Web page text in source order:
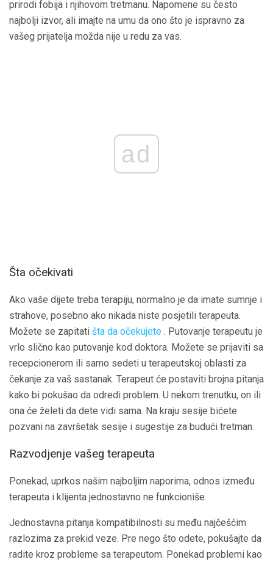
prirodi fobija i njihovom tretmanu. Napomene su često
najbolji izvor, ali imajte na umu da ono što je ispravno za
vašeg prijatelja možda nije u redu za vas.
ad
Šta očekivati
Ako vaše dijete treba terapiju, normalno je da imate sumnje i
strahove, posebno ako nikada niste posjetili terapeuta.
Možete se zapitati šta da očekujete . Putovanje terapeutu je
vrlo slično kao putovanje kod doktora. Možete se prijaviti sa
recepcionerom ili samo sedeti u terapeutskoj oblasti za
čekanje za vaš sastanak. Terapeut će postaviti brojna pitanja
kako bi pokušao da odredi problem. U nekom trenutku, on ili
ona će želeti da dete vidi sama. Na kraju sesije bićete
pozvani na završetak sesije i sugestije za budući tretman.
Razvodjenje vašeg terapeuta
Ponekad, uprkos našim najboljim naporima, odnos između
terapeuta i klijenta jednostavno ne funkcioniše.
Jednostavna pitanja kompatibilnosti su među najčešćim
razlozima za prekid veze. Pre nego što odete, pokušajte da
radite kroz probleme sa terapeutom. Ponekad problemi kao